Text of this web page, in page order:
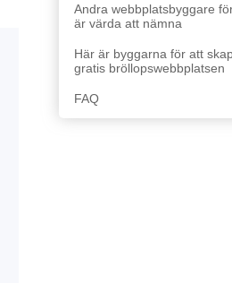
Andra webbplatsbyggare
är värda att nämna
Här är byggarna för att
gratis bröllopswebbplatsen
FAQ